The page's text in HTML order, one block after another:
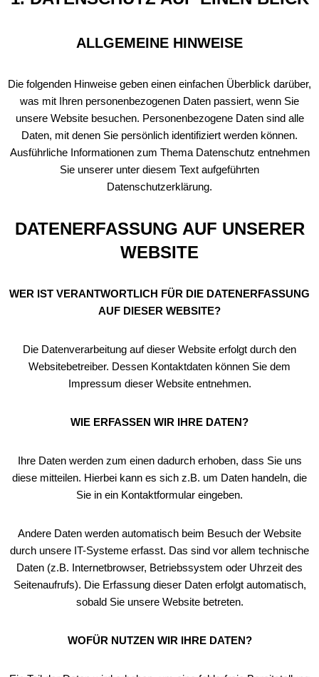
ALLGEMEINE HINWEISE
Die folgenden Hinweise geben einen einfachen Überblick darüber,
was mit Ihren personenbezogenen Daten passiert, wenn Sie
unsere Website besuchen. Personenbezogene Daten sind alle
Daten, mit denen Sie persönlich identifiziert werden können.
Ausführliche Informationen zum Thema Datenschutz entnehmen
Sie unserer unter diesem Text aufgeführten
Datenschutzerklärung.
DATENERFASSUNG AUF UNSERER
WEBSITE
WER IST VERANTWORTLICH FÜR DIE DATENERFASSUNG
AUF DIESER WEBSITE?
Die Datenverarbeitung auf dieser Website erfolgt durch den
Websitebetreiber. Dessen Kontaktdaten können Sie dem
Impressum dieser Website entnehmen.
WIE ERFASSEN WIR IHRE DATEN?
Ihre Daten werden zum einen dadurch erhoben, dass Sie uns
diese mitteilen. Hierbei kann es sich z.B. um Daten handeln, die
Sie in ein Kontaktformular eingeben.
Andere Daten werden automatisch beim Besuch der Website
durch unsere IT-Systeme erfasst. Das sind vor allem technische
Daten (z.B. Internetbrowser, Betriebssystem oder Uhrzeit des
Seitenaufrufs). Die Erfassung dieser Daten erfolgt automatisch,
sobald Sie unsere Website betreten.
WOFÜR NUTZEN WIR IHRE DATEN?